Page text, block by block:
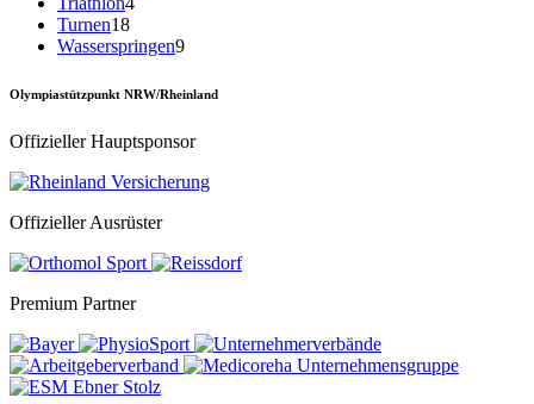
Turnen18
Wasserspringen9
Olympiastützpunkt NRW/Rheinland
Offizieller Hauptsponsor
Offizieller Ausrüster
Premium Partner